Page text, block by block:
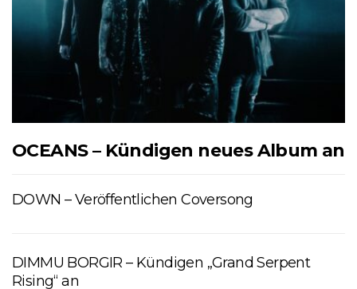
OCEANS – Kündigen neues Album an
DOWN – Veröffentlichen Coversong
DIMMU BORGIR – Kündigen „Grand Serpent
Rising“ an